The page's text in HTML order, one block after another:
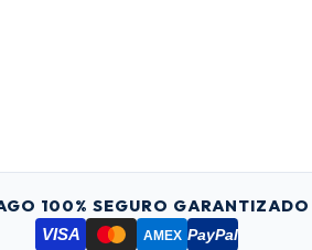
100% SEGURO GARANTIZADO
VISA AMEX PayPal